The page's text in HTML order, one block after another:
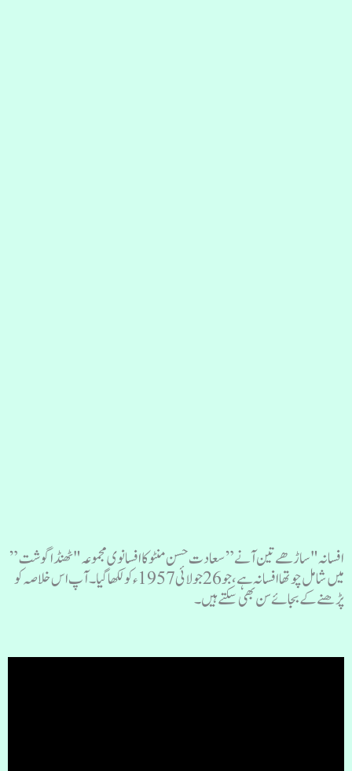
افسانہ "ساڑھے تین آنے” سعادت حسن منٹو کا افسانوی مجموعہ "ٹھنڈا گوشت”
میں شامل چوتھا افسانہ ہے، جو 26جولائی 1957ءکو لکھا گیا۔ آپ اس خلاصہ کو
پڑھنے کے بجائے سن بھی سکتے ہیں۔